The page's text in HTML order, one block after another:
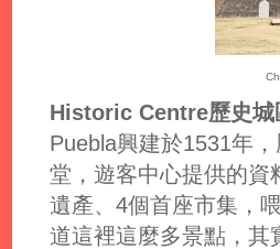
Historic Centre歷史城
Puebla興建於1531年
堂，遊客中心提供的資
遺產、4個首座市集，
道這裡這麼多景點，其